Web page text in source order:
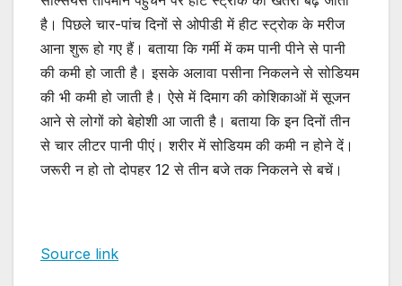
है। पिछले चार-पांच दिनों से ओपीडी में हीट स्ट्रोक के मरीज
आना शुरू हो गए हैं। बताया कि गर्मी में कम पानी पीने से पानी
की कमी हो जाती है। इसके अलावा पसीना निकलने से सोडियम
की भी कमी हो जाती है। ऐसे में दिमाग की कोशिकाओं में सूजन
आने से लोगों को बेहोशी आ जाती है। बताया कि इन दिनों तीन
से चार लीटर पानी पीएं। शरीर में सोडियम की कमी न होने दें।
जरूरी न हो तो दोपहर 12 से तीन बजे तक निकलने से बचें।
Source link